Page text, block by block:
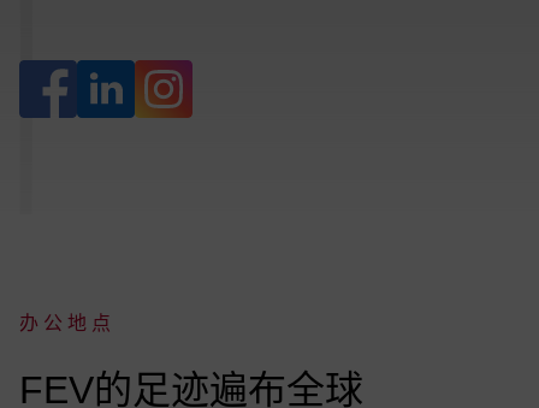
社交网络列表
办公地点
:
FEV的足迹遍布全球